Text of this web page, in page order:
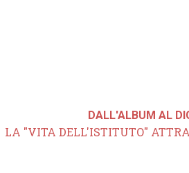
DALL'ALBUM AL
LA "VITA DELL'ISTITUTO"